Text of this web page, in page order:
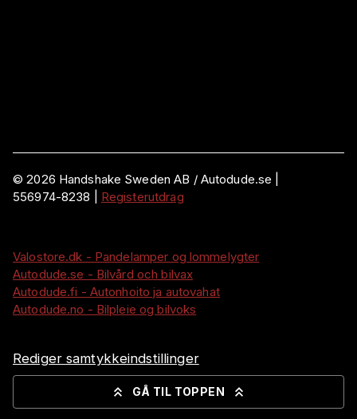
©2026 Handshake Sweden AB / Autodude.se |
556974-8238
Registerutdrag
Valostore.dk - Pandelamper og lommelygter
Autodude.se - Bilvård och bilvax
Autodude.fi - Autonhoito ja autovahat
Autodude.no - Bilpleie og bilvoks
Rediger samtykkeindstillinger
GÅ TIL TOPPEN